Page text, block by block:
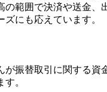
範囲で決済や送金
にも応えています。
振替取引に関する
。